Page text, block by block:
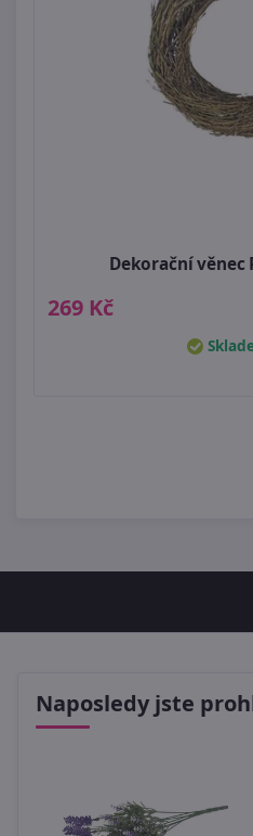
Dekorační věnec
269 Kč
Naposledy jste